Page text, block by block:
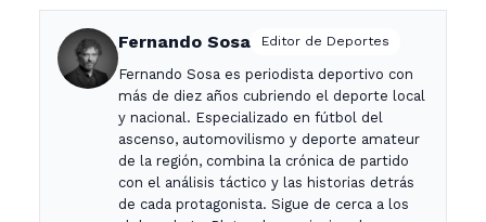
Fernando Sosa Editor de Deportes
Fernando Sosa es periodista deportivo con
más de diez años cubriendo el deporte local
y nacional. Especializado en fútbol del
ascenso, automovilismo y deporte amateur
de la región, combina la crónica de partido
con el análisis táctico y las historias detrás
de cada protagonista. Sigue de cerca a los